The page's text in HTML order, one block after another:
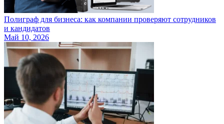
Полиграф для бизнеса: как компании проверяют сотрудников
и кандидатов
Май 10, 2026